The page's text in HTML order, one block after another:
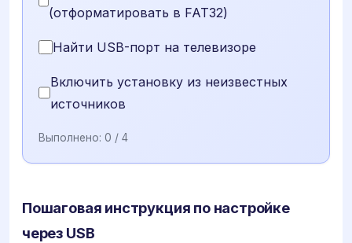
(отформатировать в FAT32)
Найти USB-порт на телевизоре
Включить установку из неизвестных
источников
Выполнено: 0 / 4
Пошаговая инструкция по настройке
через USB